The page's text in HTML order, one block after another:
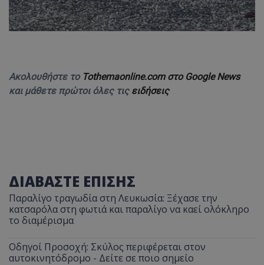
Ακολουθήστε το Tothemaonline.com στο Google News
και μάθετε πρώτοι όλες τις ειδήσεις
ΔΙΑΒΑΣΤΕ ΕΠΙΣΗΣ
Παραλίγο τραγωδία στη Λευκωσία: Ξέχασε την
κατσαρόλα στη φωτιά και παραλίγο να καεί ολόκληρο
το διαμέρισμα
Οδηγοί Προσοχή: Σκύλος περιφέρεται στον
αυτοκινητόδρομο - Δείτε σε ποιο σημείο